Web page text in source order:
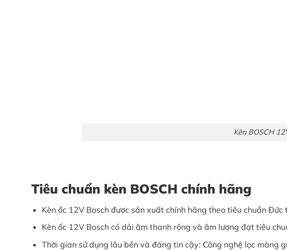
Kèn BOSCH
Tiêu chuẩn kèn BOSCH chính hãng
Kèn ốc 12V Bosch được sản xuất chính hãng theo tiêu chuẩn
Kèn ốc 12V Bosch có dải âm thanh rộng và âm lượng đạt tiêu
Thời gian sử dụng lâu bền và đáng tin cậy: Công nghệ lọc màng